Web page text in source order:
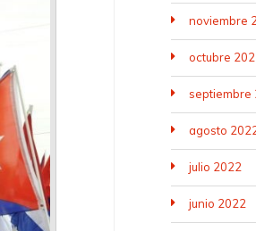
noviembre
octubre
septiembre
agosto
julio 2022
junio 2022